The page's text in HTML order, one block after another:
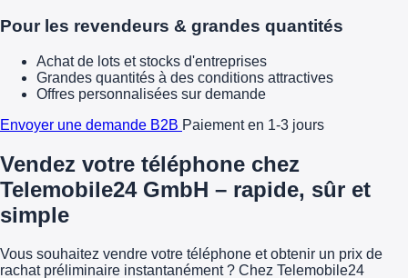
Pour les revendeurs & grandes quantités
Achat de lots et stocks d'entreprises
Grandes quantités à des conditions attractives
Offres personnalisées sur demande
Envoyer une demande B2B Paiement en 1-3 jours
Vendez votre téléphone chez
Telemobile24 GmbH – rapide, sûr et
simple
Vous souhaitez vendre votre téléphone et obtenir un prix de
rachat préliminaire instantanément ? Chez Telemobile24